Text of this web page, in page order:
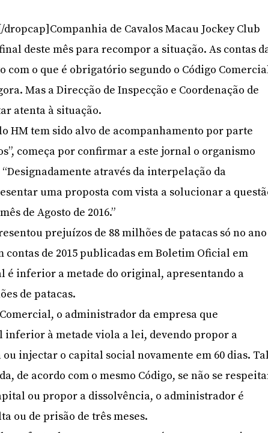
dropcap]Companhia de Cavalos Macau Jockey Club
deste mês para recompor a situação. As contas
com o que é obrigatório segundo o Código
Mas a Direcção de Inspecção e Coordenação de
atenta à situação.
HM tem sido alvo de acompanhamento por parte
começa por confirmar a este jornal o organismo
através da interpelação da
uma proposta com vista a solucionar a
de Agosto de 2016.”
prejuízos de 88 milhões de patacas só no ano
contas de 2015 publicadas em Boletim Oficial em
é inferior a metade do original, apresentando a
de patacas.
o administrador da empresa que
inferior à metade viola a lei, devendo propor a
injectar o capital social novamente em 60 dias.
de acordo com o mesmo Código, se não se
ou propor a dissolvência, o administrador é
ou de prisão de três meses.